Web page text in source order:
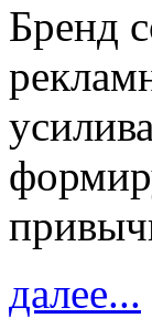
Бренд
далее...